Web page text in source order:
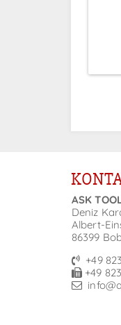
ASK
Deniz
Albert-
86399
+49
+49